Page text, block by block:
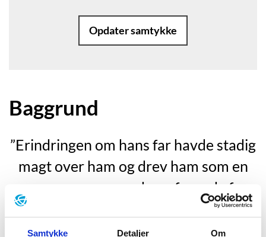
Samtykke Detaljer Om
Opdater samtykke
Baggrund
”Erindringen om hans far havde stadig
magt over ham og drev ham som en
søvngænger mod en afgrund af
ufrivillig efterligning. Sarkasme,
snobberi, grusomhed og svigt virkede